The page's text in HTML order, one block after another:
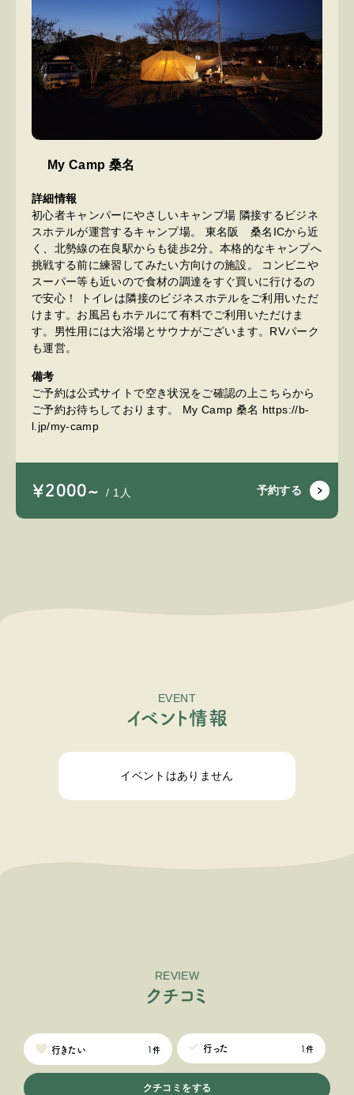
My Camp 桑名
詳細情報
初心者キャンパーにやさしいキャンプ場 隣接するビジネ
スホテルが運営するキャンプ場。 東名阪 桑名ICから近
く、北勢線の在良駅からも徒歩2分。本格的なキャンプへ
挑戦する前に練習してみたい方向けの施設。 コンビニや
スーパー等も近いので食材の調達をすぐ買いに行けるの
で安心！ トイレは隣接のビジネスホテルをご利用いただ
けます。お風呂もホテルにて有料でご利用いただけま
す。男性用には大浴場とサウナがございます。RVパーク
も運営。
備考
ご予約は公式サイトで空き状況をご確認の上こちらから
ご予約お待ちしております。 My Camp 桑名 https://b-
l.jp/my-camp
￥2000~ / 1人 予約する
EVENT
イベン ト情報
イベントはありません
REVIEW
ク チ コ ミ
行きたい 1件 行った 1件
クチコミをする